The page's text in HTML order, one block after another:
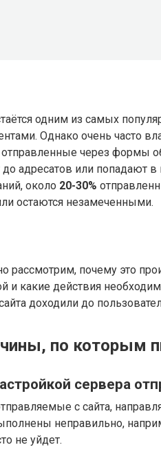
одним из самых
Однако очень часто
через формы
до адресатов или попадают
около 20-30%
остаются незамеченными.
рассмотрим, почему это
и какие действия
доходили до
по которым
сервера
с сайта,
неправильно,
не уйдет.